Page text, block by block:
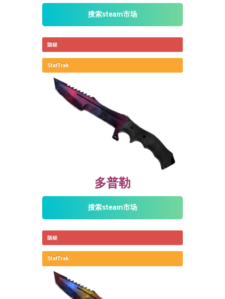
搜索steam市场
隐秘
StatTrak
多普勒
搜索steam市场
隐秘
StatTrak